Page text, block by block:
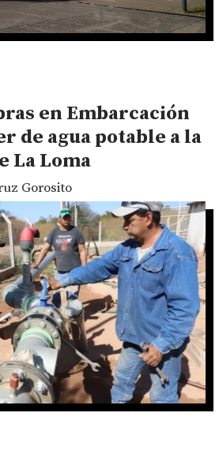
en Embarcación
de agua potable a la
La Loma
Gorosito